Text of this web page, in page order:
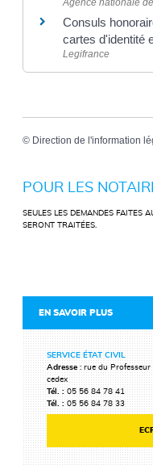
Consuls
cartes d'identité
Legifrance
© Direction de l'information
POUR LES
SEULES LES DEMANDES FAITES
SERONT TRAITÉES.
EN SAVOIR PLUS
SERVICE ÉTAT CIVIL
Adresse : rue du
cedex
Tél. :05 56 84 78 41
Tél. :05 56 84 78 33